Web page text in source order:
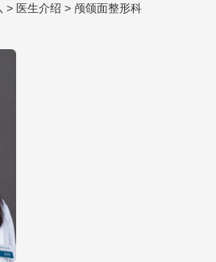
> 医生介绍 > 颅颌面整形科